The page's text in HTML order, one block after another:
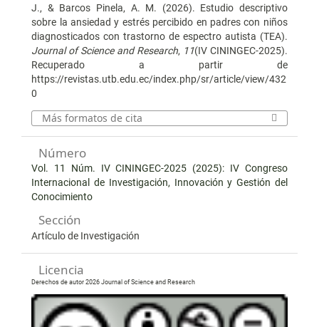
J., & Barcos Pinela, A. M. (2026). Estudio descriptivo
sobre la ansiedad y estrés percibido en padres con niños
diagnosticados con trastorno de espectro autista (TEA).
Journal of Science and Research, 11(IV CININGEC-2025).
Recuperado a partir de
https://revistas.utb.edu.ec/index.php/sr/article/view/432
0
Más formatos de cita
Número
Vol. 11 Núm. IV CININGEC-2025 (2025): IV Congreso
Internacional de Investigación, Innovación y Gestión del
Conocimiento
Sección
Artículo de Investigación
Licencia
Derechos de autor 2026 Journal of Science and Research